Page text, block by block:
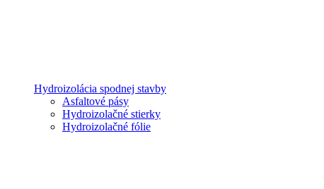
Hydroizolácia spodnej stavby
Asfaltové pásy
Hydroizolačné stierky
Hydroizolačné fólie